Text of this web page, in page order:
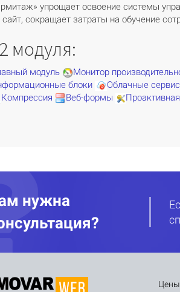
упрощает освоение системы
сайт, сокращает затраты на обучение
модуля:
модуль Монитор
блоки
Облачные
Компрессия
Веб-формы
нужна
Цены